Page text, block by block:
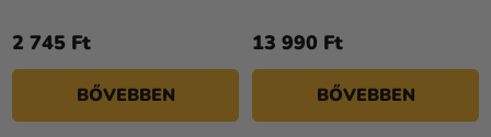
2 745 Ft
BŐVEBBEN
13 990 Ft
BŐVEBBEN